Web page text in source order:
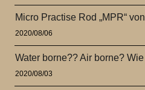
Micro Practise Rod „MPR“
2020/08/06
Water borne?? Air borne?
2020/08/03